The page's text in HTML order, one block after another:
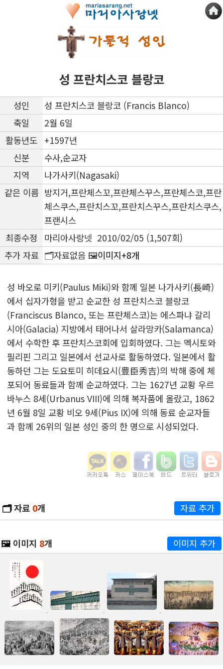
성 프란치스코 블랑코
성인
성 프란치스코 블랑코 (Francis Blanco)
축일
2월 6일
활동년도 +1597년
신분
수사,순교자
지역
나가사키(Nagasaki)
같은 이름 방지거,프란체스꼬,프란체스꾸스,프란체스코,프란
체스쿠스,프란치스꼬,프란치스꾸스,프란치스쿠스,
프랜시스
최종수정
마리아사랑넷 2010/02/05 (1,507회)
추가 자료 🗂️자료없음 🖼️이미지+8개
성 바오로 미키(Paulus Miki)와 함께 일본 나가사키(長崎)
에서 십자가형을 받고 순교한 성 프란치스코 블랑코
(Franciscus Blanco, 또는 프란체스코)는 에스파냐 갈리
시아(Galacia) 지방에서 태어나서 살라망카(Salamanca)
에서 수학한 후 프란치스코회에 입회하였다. 그는 멕시토와
필리핀 그리고 일본에서 선교사로 활동하였다. 일본에서 활
동하던 그는 도요토미 히데요시(豊臣秀吉)의 박해 중에 체
포되어 동료들과 함께 순교하였다. 그는 1627년 교황 우르
바누스 8세(Urbanus VIII)에 의해 복자품에 올랐고, 1862
년 6월 8일 교황 비오 9세(Pius IX)에 의해 동료 순교자들
과 함께 26위의 일본 성인 중의 한 명으로 시성되었다.
🗂️자료 0개 자료 추가
🖼️ 이미지 8개 이미지 추가